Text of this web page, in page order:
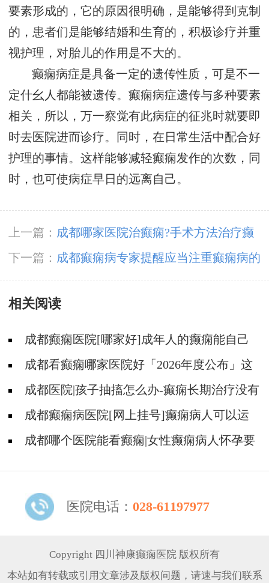
要素形成的，它的原因很明确，是能够得到克制
的，患者们是能够结婚和生育的，积极诊疗并重
视护理，对胎儿的作用是不大的。
癫痫病症是具备一定的遗传性质，可是不一
定什幺人都能被遗传。癫痫病症遗传与多种要素
相关，所以，万一察觉有此病症的征兆时就要即
时去医院进而诊疗。同时，在日常生活中配合好
护理的事情。这样能够减轻癫痫发作的次数，同
时，也可使病症早日的远离自己。
上一篇： 成都哪家医院治癫痫?手术方法治疗癫
痫病效果怎么样?
下一篇： 成都癫痫病专家提醒应当注重癫痫病的
症状表现
相关阅读
成都癫痫医院[哪家好]成年人的癫痫能自己
恢复吗?
成都看癫痫哪家医院好「2026年度公布」这
些行为能有效减少癫痫带来的智力损伤
成都医院|孩子抽搐怎么办-癫痫长期治疗没有
效果怎么办?
成都癫痫病医院[网上挂号]癫痫病人可以运
动吗?成都哪个医院能看癫痫|女性癫痫病人怀孕要
医院电话： 028-61197977
Copyright 四川神康癫痫医院 版权所有
本站如有转载或引用文章涉及版权问题，请速与我们联系